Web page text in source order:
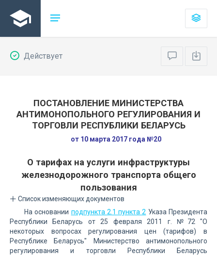
Действует
ПОСТАНОВЛЕНИЕ МИНИСТЕРСТВА
АНТИМОНОПОЛЬНОГО РЕГУЛИРОВАНИЯ И
ТОРГОВЛИ РЕСПУБЛИКИ БЕЛАРУСЬ
от 10 марта 2017 года №20
О тарифах на услуги инфраструктуры
железнодорожного транспорта общего
пользования
Список изменяющих документов
На основании подпункта 2.1 пункта 2 Указа Президента
Республики Беларусь от 25 февраля 2011 г. №72 "О
некоторых вопросах регулирования цен (тарифов) в
Республике Беларусь" Министерство антимонопольного
регулирования и торговли Республики Беларусь